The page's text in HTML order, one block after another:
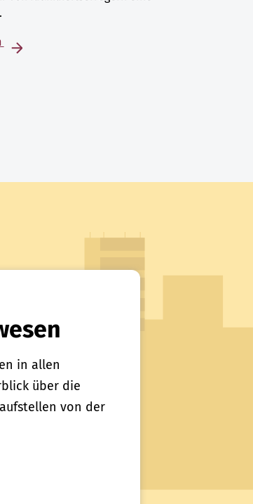
in allen
über die
von der